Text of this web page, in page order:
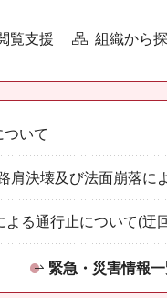
覧支援 組織から
いて
肩決壊及び法面崩落に
る通行止について(迂
緊急・災害情報